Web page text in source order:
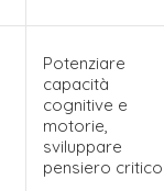
Potenziare
capacità
cognitive e
motorie,
sviluppare
pensiero critico